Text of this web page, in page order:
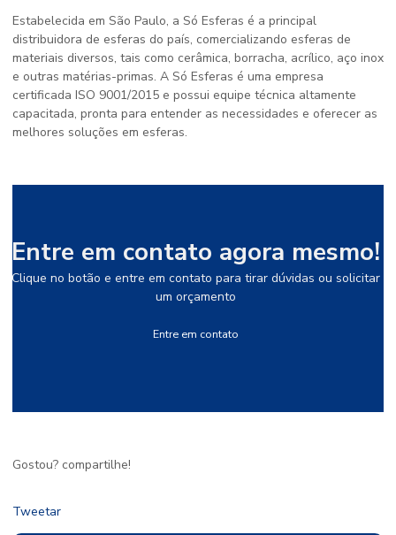
Estabelecida em São Paulo, a Só Esferas é a principal
distribuidora de esferas do país, comercializando esferas de
materiais diversos, tais como cerâmica, borracha, acrílico, aço inox
e outras matérias-primas. A Só Esferas é uma empresa
certificada ISO 9001/2015 e possui equipe técnica altamente
capacitada, pronta para entender as necessidades e oferecer as
melhores soluções em esferas.
Entre em contato agora mesmo!
Clique no botão e entre em contato para tirar dúvidas ou solicitar
um orçamento
Entre em contato
Gostou? compartilhe!
Tweetar